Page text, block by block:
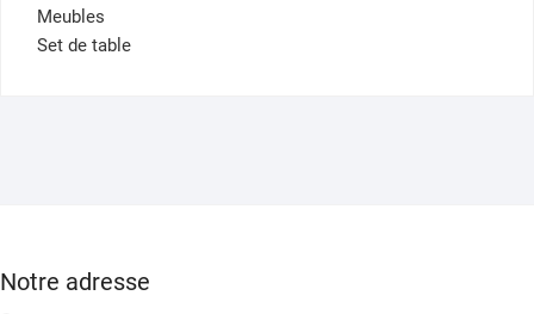
Meubles
Set de table
Notre adresse